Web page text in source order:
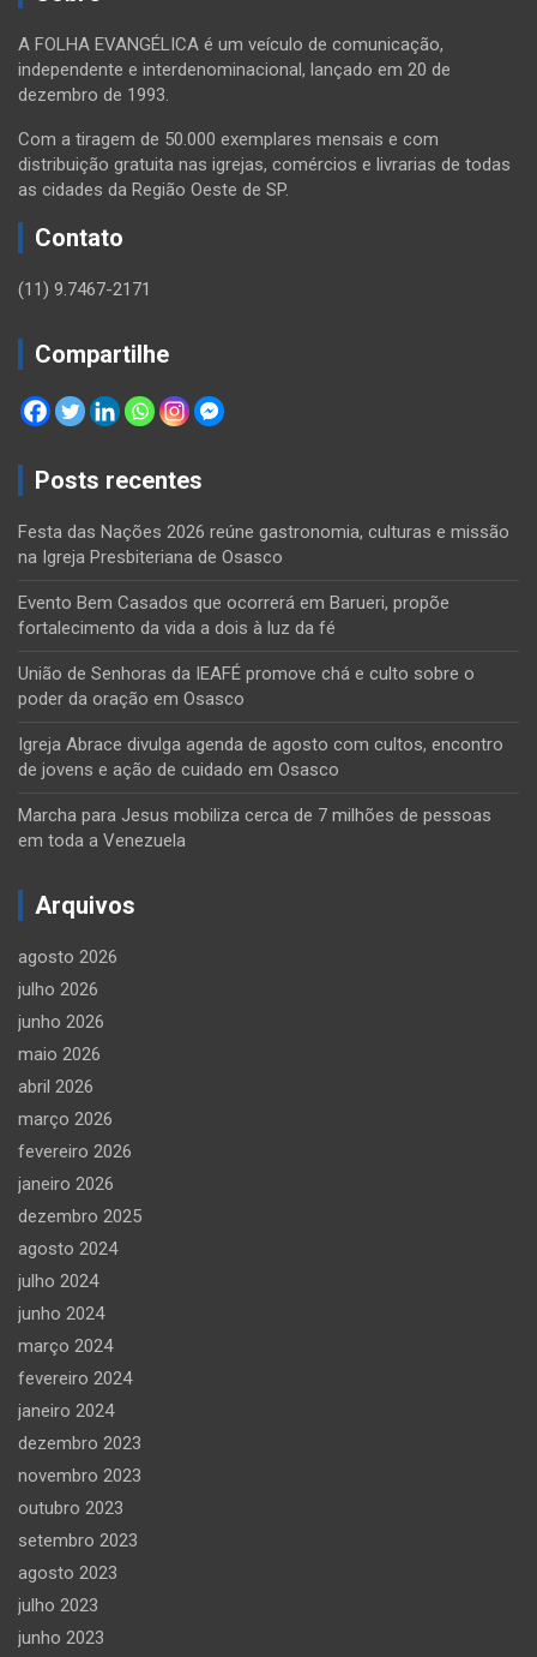
A FOLHA EVANGÉLICA é um veículo de comunicação,
independente e interdenominacional, lançado em 20 de
dezembro de 1993.
Com a tiragem de 50.000 exemplares mensais e com
distribuição gratuita nas igrejas, comércios e livrarias de todas
as cidades da Região Oeste de SP.
Contato
(11) 9.7467-2171
Compartilhe
Posts recentes
Festa das Nações 2026 reúne gastronomia, culturas e missão
na Igreja Presbiteriana de Osasco
Evento Bem Casados que ocorrerá em Barueri, propõe
fortalecimento da vida a dois à luz da fé
União de Senhoras da IEAFÉ promove chá e culto sobre o
poder da oração em Osasco
Igreja Abrace divulga agenda de agosto com cultos, encontro
de jovens e ação de cuidado em Osasco
Marcha para Jesus mobiliza cerca de 7 milhões de pessoas
em toda a Venezuela
Arquivos
agosto 2026
julho 2026
junho 2026
maio 2026
abril 2026
março 2026
fevereiro 2026
janeiro 2026
dezembro 2025
agosto 2024
julho 2024
junho 2024
março 2024
fevereiro 2024
janeiro 2024
dezembro 2023
novembro 2023
outubro 2023
setembro 2023
agosto 2023
julho 2023
junho 2023